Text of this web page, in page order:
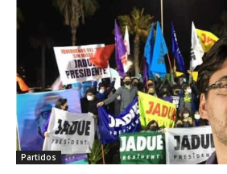
Partidos